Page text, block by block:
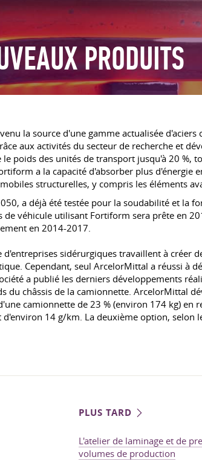
PRODUITS
la source d'une gamme actualisée
aux activités du secteur de recherche et
poids des unités de transport jusqu'à 20 %,
a la capacité d'absorber plus d'énergie
structurelles, y compris les éléments
a déjà été testée pour la soudabilité et la
véhicule utilisant Fortiform sera prête en
en 2014-2017.
sidérurgiques travaillent à créer
Cependant, seul ArcelorMittal a réussi à
a publié les derniers développements
du châssis de la camionnette. ArcelorMittal
camionnette de 23 % (environ 174 kg) en
14 g/km. La deuxième option, selon
PLUS TARD
L'atelier de laminage et de
volumes de production